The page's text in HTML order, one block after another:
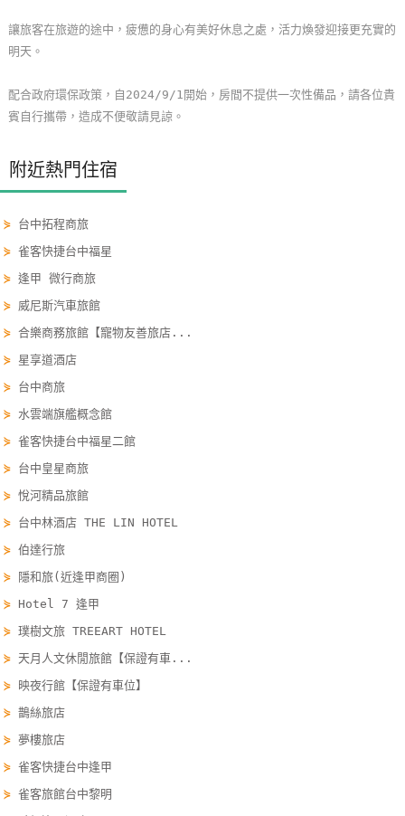
玩
樂
圖
服
務
顧
客
滿
意
訂
管
理
員
帳
戶
客
服
聯
單
讓旅客在旅遊的途中，疲憊的身心有美好休息之處，活力煥發迎接更充實的
明天。
配合政府環保政策，自2024/9/1開始，房間不提供一次性備品，請各位貴
賓自行攜帶，造成不便敬請見諒。
附近熱門住宿
⋟ 台中拓程商旅
⋟雀客快捷台中福星
⋟逢甲 微行商旅
⋟ 威尼斯汽車旅館
⋟合樂商務旅館【寵物友善旅店...
⋟ 星享道酒店
⋟ 台中商旅
⋟ 水雲端旗艦概念館
⋟雀客快捷台中福星二館
⋟ 台中皇星商旅
⋟悅河精品旅館
⋟ 台中林酒店 THE LIN HOTEL
⋟伯達行旅
⋟
隱和旅(近逢甲商圈)
⋟ Hotel 7 逢甲
⋟璞樹文旅 TREEART HOTEL
⋟天月人文休閒旅館【保證有車...
⋟
映夜行館【保證有車位】
⋟鵲絲旅店
⋟夢樓旅店
⋟雀客快捷台中逢甲
⋟雀客旅館台中黎明